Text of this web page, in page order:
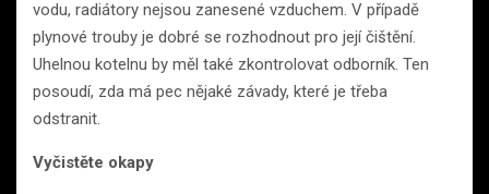
vodu, radiátory nejsou zanesené vzduchem. V případě
plynové trouby je dobré se rozhodnout pro její čištění.
Uhelnou kotelnu by měl také zkontrolovat odborník. Ten
posoudí, zda má pec nějaké závady, které je třeba
odstranit.
Vyčistěte okapy